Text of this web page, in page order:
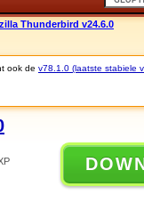
Thunderbird v24.6.0
ook de v78.1.0 (laatste stabiele